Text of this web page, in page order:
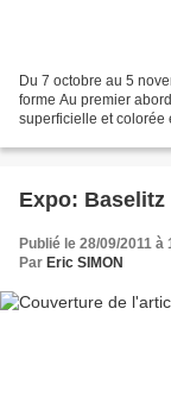
Du 7 octobre au 5
forme Au premier
superficielle et colorée
Expo:
Publié le 28/09/2011 à
Par Eric SIMON